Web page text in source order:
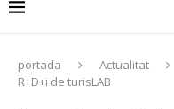
portada Actualitat
R+D+i de turisLAB